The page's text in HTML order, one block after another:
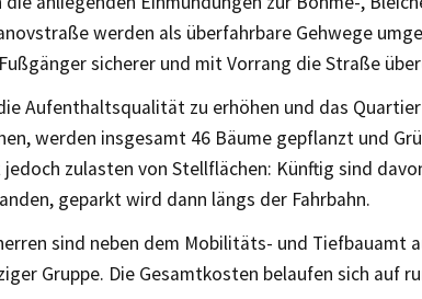
werden als überfahrbare Gehwege
sicherer und mit Vorrang die Straße
Aufenthaltsqualität zu erhöhen und das
werden insgesamt 46 Bäume gepflanzt und
zulasten von Stellflächen: Künftig sind
geparkt wird dann längs der Fahrbahn.
sind neben dem Mobilitäts- und Tiefbauamt
Gruppe. Die Gesamtkosten belaufen sich auf